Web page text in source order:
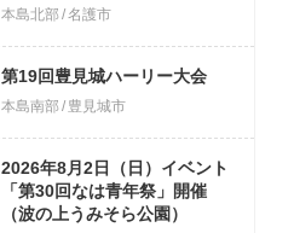
本島北部 名護市
第19回豊見城ハーリー大会
本島南部 豊見城市
2026年8月2日（日）イベント
「第30回なは青年祭」開催
（波の上うみそら公園）